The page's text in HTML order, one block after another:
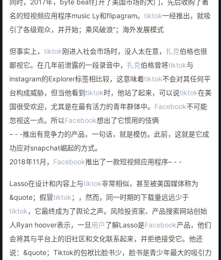
同时，2017年，byte beat打开了美国市场的大门，先后收购了著
名的短视频应用程序music Ly和flipagram。 tiktok一经推出，就吸
引了各级观众，并开始；乘风破浪”；海外发展模式
但事实上， tiktok刚进入社会市场时，没人太在意， 扎克伯格也很
鄙视它。在几年前泄露的一段录音中， 扎克伯格曾将tiktok与
instagram的Explorer标签相比较，这意味着tiktok不会对其任何平
台构成威胁，但当他看到 tiktok时，他站了起来，可以说tiktok在美
国很受欢迎，尤其是在最有活力的青年群体中。 Facebook不可能
忽视这一点。所以Facebook想出了它惯用的伎俩
– - -推出有竞争力的产品，一句话，就是模仿。此前，这就是它成
功应对snapchat崛起的方式。
2018年11月， Facebook推出了一款短视频应用程序– - -
Lasso在设计和内容上与tiktok非常相似，甚至被美国媒体称为
&quote；假冒tiktok；，然而，同一时期的下载量远远少于
tiktok，它最终成为了舆论之声。风险投资家、产品搜索网站创始
人Ryan hoover表示，一旦用户了解Lasso是Facebook产品，他们
会将其与平台上的旧社区和文化联系起来，并拒绝接受它。他还
说：&quote；Tiktok的包袱比脸书少，脸书是青少年最大的吸引力